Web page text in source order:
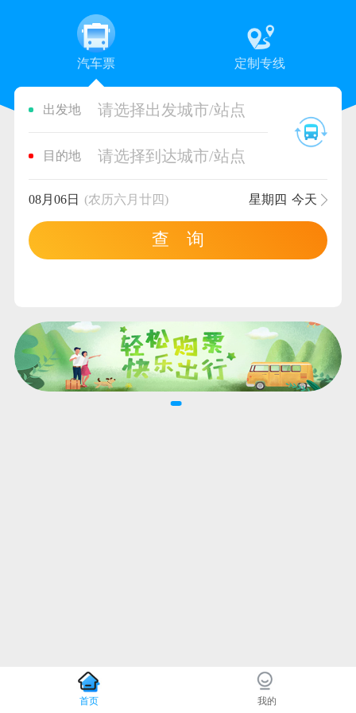
汽车票 定制专线
出发地 请选择出发城市/站点
目的地 请选择到达城市/站点
08月06日 (农历六月廿四) 星期四 今天
查 询
首页 我的